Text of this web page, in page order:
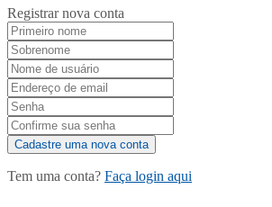
Registrar nova conta
Tem uma conta? Faça login aqui